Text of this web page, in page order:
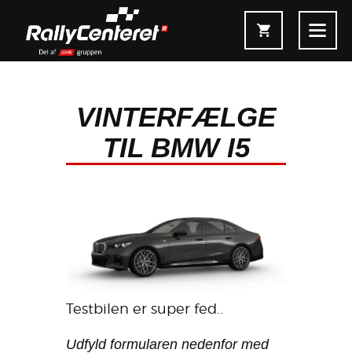
Fælgoversigt
Information & Service
Kontakt
Fælgkonfigurator
VINTERFÆLGE
TIL BMW I5
Testbilen er super fed..
Udfyld formularen nedenfor med